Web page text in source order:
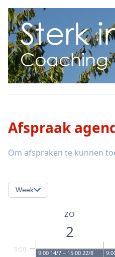
Afspraak
Om afspraken te kunnen
Week
ZO
2
9:00 9:00 14/7 − 15:00 22/8